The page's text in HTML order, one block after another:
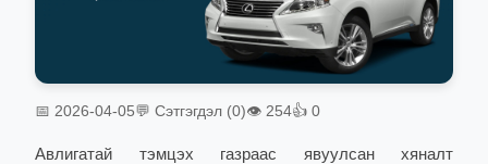
📅 2026-04-05💬 Сэтгэгдэл (0)👁 254👍 0
Авлигатай тэмцэх газраас явуулсан хяналт